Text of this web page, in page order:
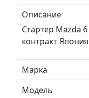
Описание
Стартер Mazda
контракт Япония
Марка
Модель